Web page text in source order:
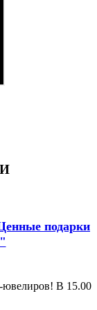
подарки
ювелиров! В 15.00